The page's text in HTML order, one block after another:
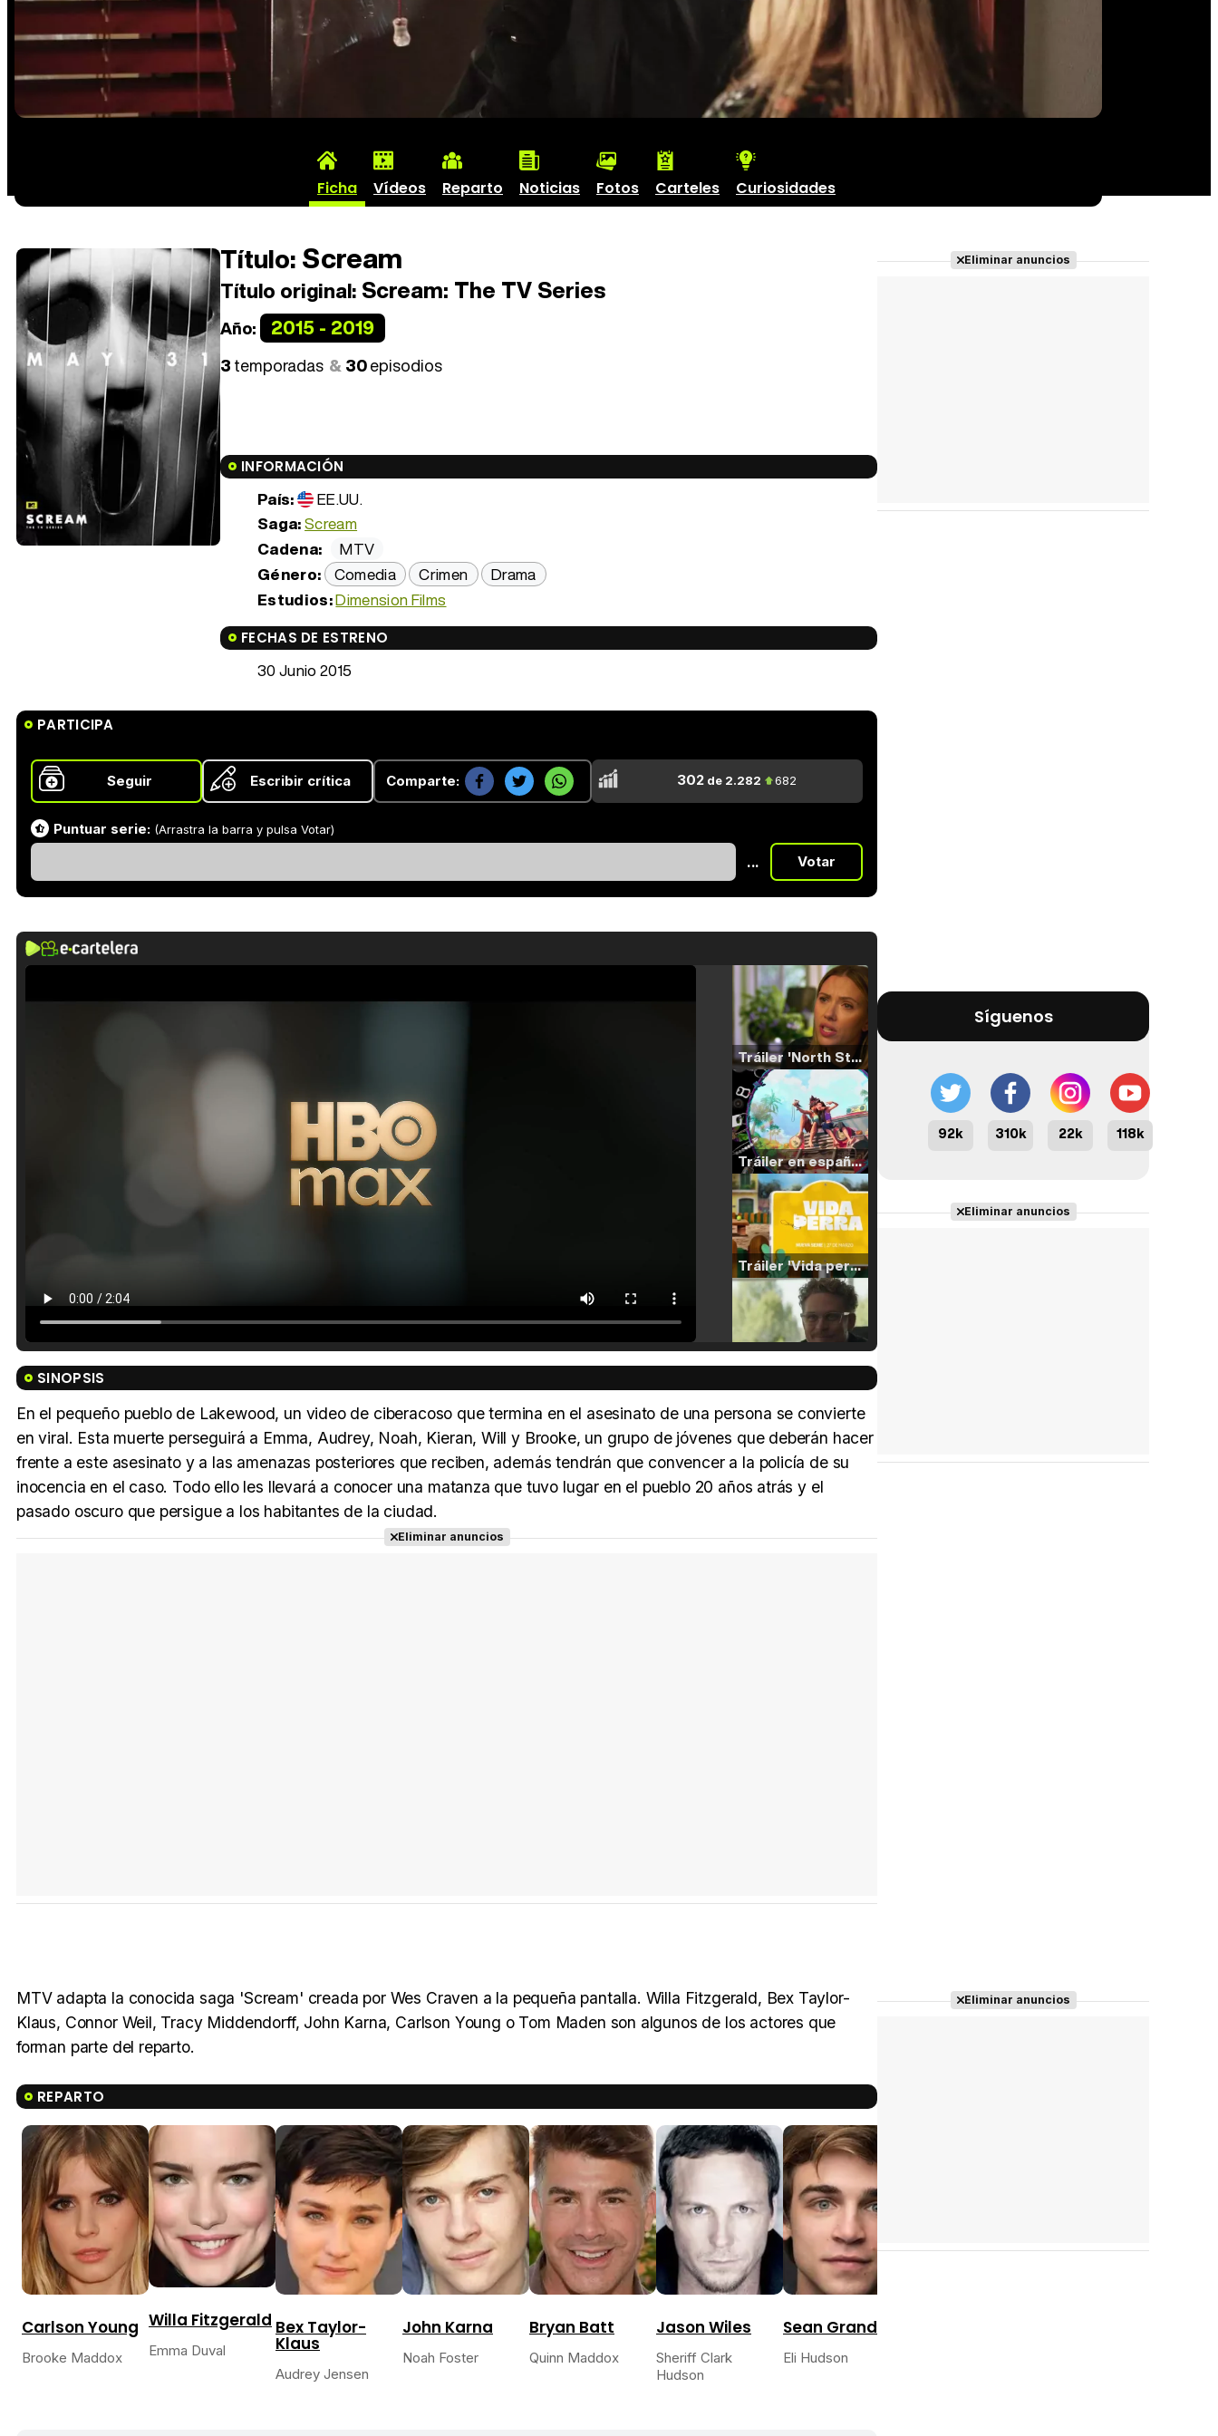
Ficha Vídeos Reparto Noticias Fotos Carteles Curiosidades
Título:Scream
Título original: Scream: The TV Series
Año: 2015 - 2019
3temporadas 30episodios
INFORMACIÓN
País:
EE.UU.
Saga:Scream
Cadena:
MTV
Género: Comedia Crimen
Drama
Estudios:Dimension Films
FECHAS DE ESTRENO
30 Junio 2015
PARTICIPA
Seguir Escribir crítica Comparte: 302de 2.282 682
Puntuar serie: (Arrastra la barra y pulsa Votar)
... Votar
Tráiler 'North Star' (2023)
Tráiler en español de 'La isla olvidada'
Tráiler 'Vida perra' (2026)
Tráiler Oficial en VOSE 'The Audacity'
SINOPSIS
En el pequeño pueblo de Lakewood, un video de ciberacoso que termina en el asesinato de una persona se convierte
en viral. Esta muerte perseguirá a Emma, Audrey, Noah, Kieran, Will y Brooke, un grupo de jóvenes que deberán hacer
frente a este asesinato y a las amenazas posteriores que reciben, además tendrán que convencer a la policía de su
inocencia en el caso. Todo ello les llevará a conocer una matanza que tuvo lugar en el pueblo 20 años atrás y el
pasado oscuro que persigue a los habitantes de la ciudad.
Eliminar anuncios
MTV adapta la conocida saga 'Scream' creada por Wes Craven a la pequeña pantalla. Willa Fitzgerald, Bex Taylor-
Klaus, Connor Weil, Tracy Middendorff, John Karna, Carlson Young o Tom Maden son algunos de los actores que
forman parte del reparto.
REPARTO
Carlson Young
Brooke Maddox
Willa Fitzgerald
Emma Duval
Bex Taylor-
Klaus
Audrey Jensen
John Karna
Noah Foster
Bryan Batt
Quinn Maddox
Jason Wiles
Sheriff Clark
Hudson
Sean Grandillo
Eli Hudson
Eliminar anuncios
Síguenos
92k 310k 22k 118k
Eliminar anuncios
Eliminar anuncios